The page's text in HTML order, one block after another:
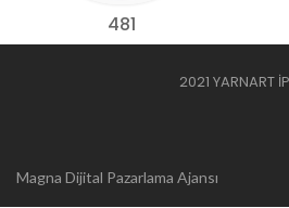
481
2021 YARNART
Web
Magna Dijital Pazarlama Ajansı